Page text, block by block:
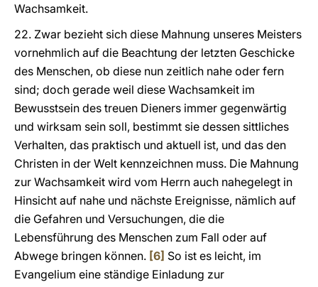
Wachsamkeit.
22. Zwar bezieht sich diese Mahnung unseres Meisters
vornehmlich auf die Beachtung der letzten Geschicke
des Menschen, ob diese nun zeitlich nahe oder fern
sind; doch gerade weil diese Wachsamkeit im
Bewusstsein des treuen Dieners immer gegenwärtig
und wirksam sein soll, bestimmt sie dessen sittliches
Verhalten, das praktisch und aktuell ist, und das den
Christen in der Welt kennzeichnen muss. Die Mahnung
zur Wachsamkeit wird vom Herrn auch nahegelegt in
Hinsicht auf nahe und nächste Ereignisse, nämlich auf
die Gefahren und Versuchungen, die die
Lebensführung des Menschen zum Fall oder auf
Abwege bringen können. [6] So ist es leicht, im
Evangelium eine ständige Einladung zur